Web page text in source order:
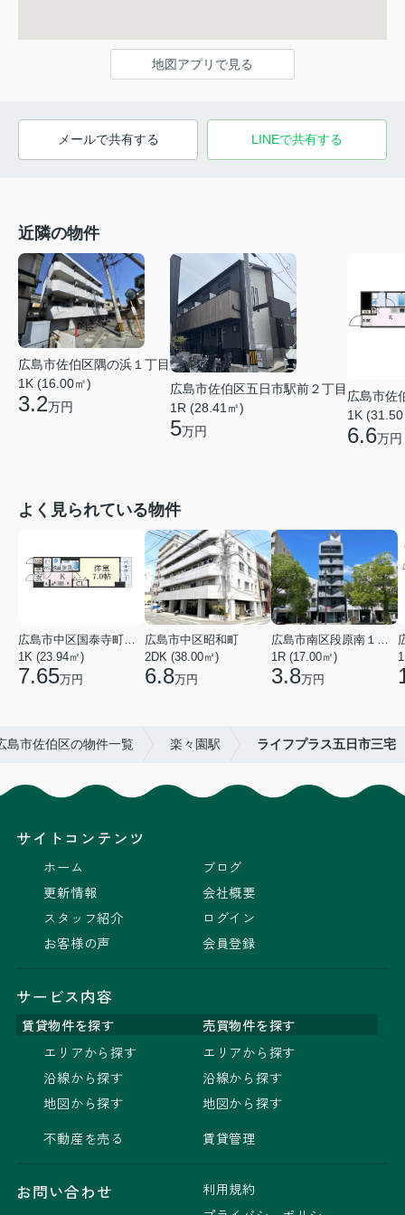
地図アプリで見る
メールで共有する LINEで共有する
近隣の物件
広島市佐伯区隅の浜１丁目
1K (16.00㎡)
3.2万円
広島市佐伯区五日市駅前２丁目
1R (28.41㎡)
5万円
広島市佐
1K
6.6万円
よく見られている物件
1K (23.94㎡)
7.65万円
広島市中区昭和町
2DK (38.00㎡)
6.8万円
1R (17.00㎡)
3.8万円
島市佐伯区の物件一覧 楽々園駅 ライフプラス五日市三宅
サイトコンテンツ
ホーム
更新情報
スタッフ紹介
お客様の声
ブログ
会社概要
ログイン
会員登録
サービス内容
賃貸物件を探す
売買物件を探す
エリアから探す
沿線から探す
地図から探す
不動産を売る
エリアから探す
沿線から探す
地図から探す
賃貸管理
お問い合わせ
利用規約